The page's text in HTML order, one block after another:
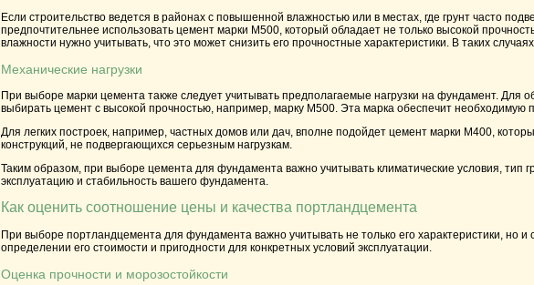
Если строительство ведется в районах с повышенной влажностью или в местах, где грунт часто
предпочтительнее использовать цемент марки М500, который обладает не только высокой
влажности нужно учитывать, что это может снизить его прочностные характеристики. В таких
Механические нагрузки
При выборе марки цемента также следует учитывать предполагаемые нагрузки на фундамент. Для
выбирать цемент с высокой прочностью, например, марку М500. Эта марка обеспечит необходимую
Для легких построек, например, частных домов или дач, вполне подойдет цемент марки М400,
конструкций, не подвергающихся серьезным нагрузкам.
Таким образом, при выборе цемента для фундамента важно учитывать климатические условия,
эксплуатацию и стабильность вашего фундамента.
Как оценить соотношение цены и качества портландцемента
При выборе портландцемента для фундамента важно учитывать не только его характеристики, но
определении его стоимости и пригодности для конкретных условий эксплуатации.
Оценка прочности и морозостойкости